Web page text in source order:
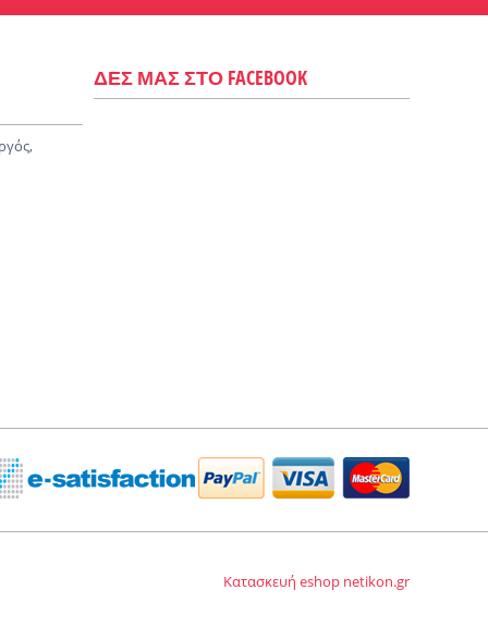
ΔΕΣ ΜΑΣ ΣΤΟ FACEBOOK
Κατασκευή eshop netikon.gr